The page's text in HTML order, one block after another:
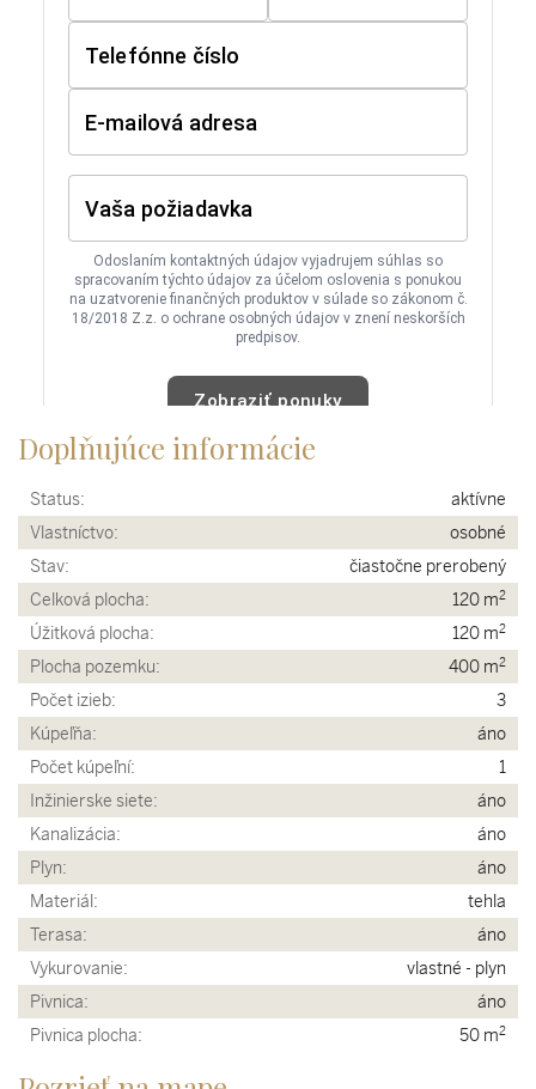
Doplňujúce informácie
Status:
aktívne
Vlastníctvo:
osobné
Stav:
čiastočne prerobený
Celková plocha:
120 m2
Úžitková plocha: 120 m2
Plocha pozemku: 400 m2
Počet izieb:
3
Kúpeľňa:
áno
Počet kúpeľní:
1
Inžinierske siete:
áno
Kanalizácia:
áno
Plyn:
áno
Materiál:
tehla
Terasa:
áno
Vykurovanie:
vlastné - plyn
Pivnica:
áno
Pivnica plocha:
50 m2